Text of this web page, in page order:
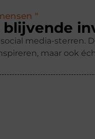
"
media-
maar ook